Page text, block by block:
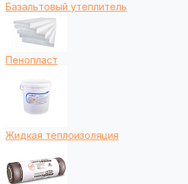
Базальтовый утеплитель
Пенопласт
Жидкая теплоизоляция